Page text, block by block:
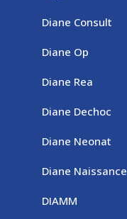
Diane Consult
Diane Op
Diane Rea
Diane Dechoc
Diane Neonat
Diane Naissance
DIAMM